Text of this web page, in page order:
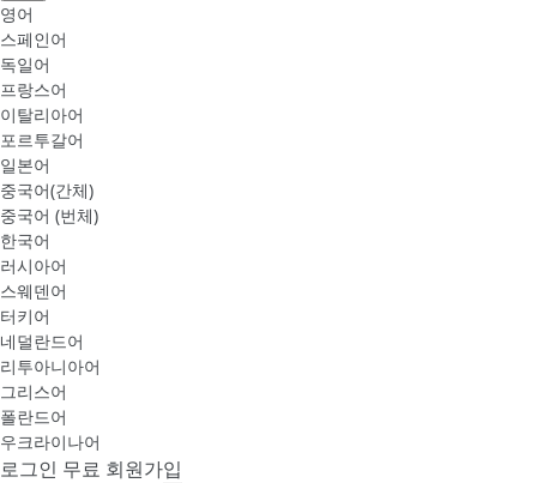
영어
스페인어
독일어
프랑스어
이탈리아어
포르투갈어
일본어
중국어(간체)
중국어 (번체)
한국어
러시아어
스웨덴어
터키어
네덜란드어
리투아니아어
그리스어
폴란드어
우크라이나어
로그인 무료 회원가입